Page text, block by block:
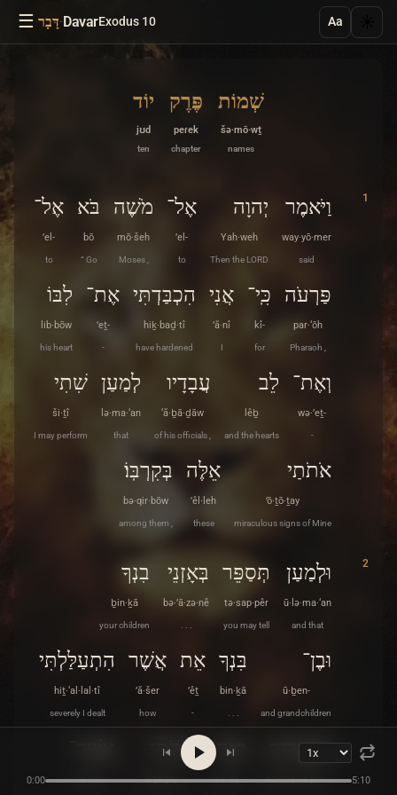
☰ דָּבָר·DavarExodus 10 Aa
שְׁמוֹת
šə·mō·wṯ
names
פֶּרֶק
peɾek
chapter
יוֹד
jʊd
ten
1 וַיֹּאמֶר
way·yō·mer
said
יְהוָה
Yah·weh
Then the LORD
אֶל־
’el-
to
מֹשֶׁה
mō·šeh
Moses ,
בֹּא
bō
“ Go
אֶל־
’el-
to
פַּרְעֹה
par·‘ōh
Pharaoh ,
כִּֽי־
kî-
for
אֲנִי
’ă·nî
I
הִכְבַּדְתִּי
hiḵ·baḏ·tî
have hardened
אֶת־
’eṯ-
-
לִבּוֹ
lib·bōw
his heart
וְאֶת־
wə·’eṯ-
-
לֵב
lêḇ
and the hearts
עֲבָדָיו
‘ă·ḇā·ḏāw
of his officials ,
לְמַעַן
lə·ma·‘an
that
שִׁתִי
ši·ṯî
I may perform
אֹתֹתַי
’ō·ṯō·ṯay
miraculous signs of Mine
אֵלֶּה
’êl·leh
these
בְּקִרְבּֽוֹ׃
bə·qir·bōw
among them ,
2 וּלְמַעַן
ū·lə·ma·‘an
and that
תְּסַפֵּר
tə·sap·pêr
you may tell
בְּאָזְנֵי
bə·’ā·zə·nê
. . .
בִנְךָ
ḇin·ḵā
your children
וּבֶן־
ū·ḇen-
and grandchildren
בִּנְךָ
bin·ḵā
. . .
אֵת
’êṯ
-
אֲשֶׁר
’ă·šer
how
הִתְעַלַּלְתִּי
hiṯ·‘al·lal·tî
severely I dealt
בְּמִצְרַיִם
bə·miṣ·ra·yim
וְאֶת־
wə·’eṯ-
אֹתֹתַי
’ō·ṯō·ṯay
’ă·šer-
0:00 5:10